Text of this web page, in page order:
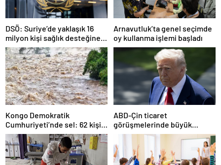
DSÖ: Suriye’de yaklaşık 16
milyon kişi sağlık desteğine
ihtiyaç duyuyor
Arnavutluk’ta genel seçimde
oy kullanma işlemi başladı
Kongo Demokratik
Cumhuriyeti’nde sel: 62 kişi
hayatını kaybetti
ABD-Çin ticaret
görüşmelerinde büyük
ilerleme